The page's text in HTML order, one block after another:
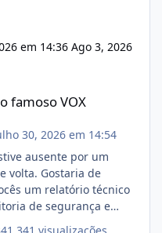
em 14:36 Ago 3, 2026
famoso VOX
30, 2026 em 14:54
ausente por um
volta. Gostaria de
um relatório técnico
de segurança e
ao VOXPANEL (versão